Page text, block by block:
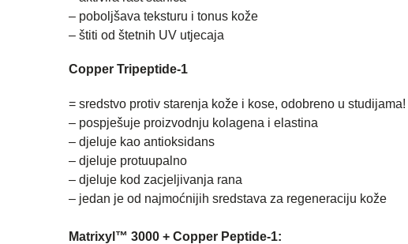
– poboljšava teksturu i tonus kože
– štiti od štetnih UV utjecaja
Copper Tripeptide-1
= sredstvo protiv starenja kože i kose, odobreno u studijama!
– pospješuje proizvodnju kolagena i elastina
– djeluje kao antioksidans
– djeluje protuupalno
– djeluje kod zacjeljivanja rana
– jedan je od najmoćnijih sredstava za regeneraciju kože
Matrixyl™ 3000 + Copper Peptide-1: